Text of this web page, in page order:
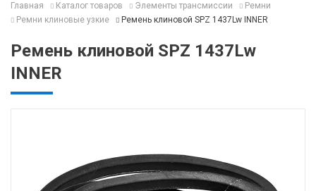
Главная Каталог товаров Элементы трансмиссии
Ремни
Ремни клиновые узкие
Ремень клиновой SPZ 1437Lw INNER
Ремень клиновой SPZ 1437Lw
INNER